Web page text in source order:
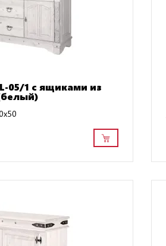
05/1 с ящиками из